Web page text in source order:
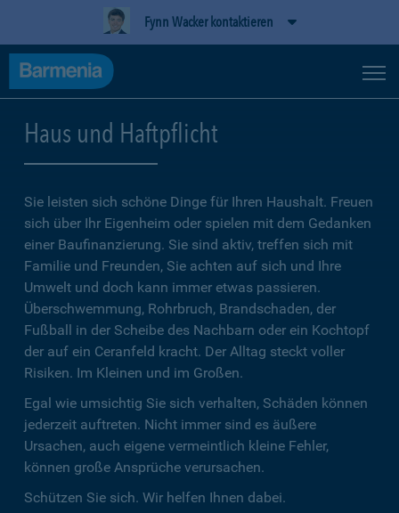
Fynn Wacker kontaktieren
Haus und Haftpflicht
Sie leisten sich schöne Dinge für Ihren Haushalt. Freuen
sich über Ihr Eigenheim oder spielen mit dem Gedanken
einer Baufinanzierung. Sie sind aktiv, treffen sich mit
Familie und Freunden, Sie achten auf sich und Ihre
Umwelt und doch kann immer etwas passieren.
Überschwemmung, Rohrbruch, Brandschaden, der
Fußball in der Scheibe des Nachbarn oder ein Kochtopf
der auf ein Ceranfeld kracht. Der Alltag steckt voller
Risiken. Im Kleinen und im Großen.
Egal wie umsichtig Sie sich verhalten, Schäden können
jederzeit auftreten. Nicht immer sind es äußere
Ursachen, auch eigene vermeintlich kleine Fehler,
können große Ansprüche verursachen.
Schützen Sie sich. Wir helfen Ihnen dabei.